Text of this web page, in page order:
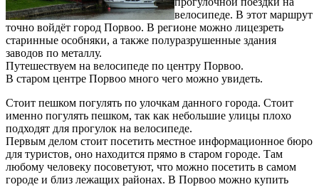
велосипеде. В этот маршрут
точно войдёт город Порвоо. В регионе можно лицезреть
старинные особняки, а также полуразрушенные здания
заводов по металлу.
Путешествуем на велосипеде по центру Порвоо.
В старом центре Порвоо много чего можно увидеть.
Стоит пешком погулять по улочкам данного города. Стоит
именно погулять пешком, так как небольшие улицы плохо
подходят для прогулок на велосипеде.
Первым делом стоит посетить местное информационное бюро
для туристов, оно находится прямо в старом городе. Там
любому человеку посоветуют, что можно посетить в самом
городе и близ лежащих районах. В Порвоо можно купить